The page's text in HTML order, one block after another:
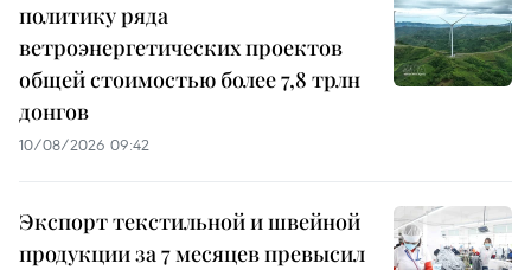
политику ряда
ветроэнергетических проектов
общей стоимостью более 7,8 трлн
донгов
10/08/2026 09:42
Экспорт текстильной и швейной
продукции за 7 месяцев превысил